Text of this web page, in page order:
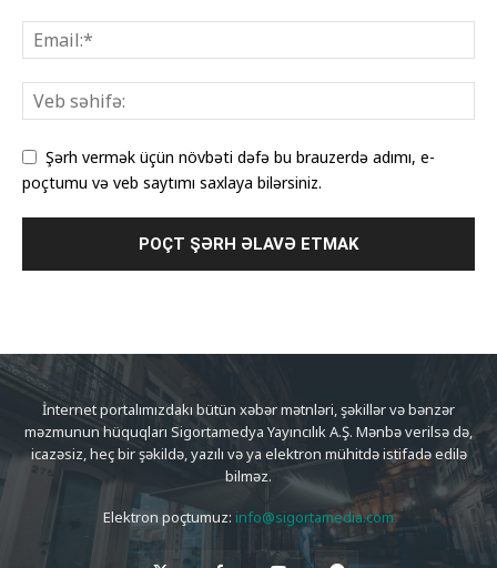
Şərh vermək üçün növbəti dəfə bu brauzerdə adımı, e-
poçtumu və veb saytımı saxlaya bilərsiniz.
İnternet portalımızdakı bütün xəbər mətnləri, şəkillər və bənzər
məzmunun hüquqları Sigortamedya Yayıncılık A.Ş. Mənbə verilsə də,
icazəsiz, heç bir şəkildə, yazılı və ya elektron mühitdə istifadə edilə
bilməz.
Elektron poçtumuz: info@sigortamedia.com